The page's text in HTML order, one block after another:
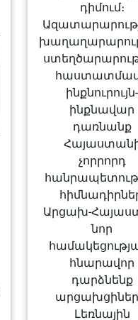
դիմում։
ինքնուրույն-
ինքնավար
դառնանք
չորրորդ
Արցախ-
նոր
հնարավոր
դարձնենք
Լեռնային